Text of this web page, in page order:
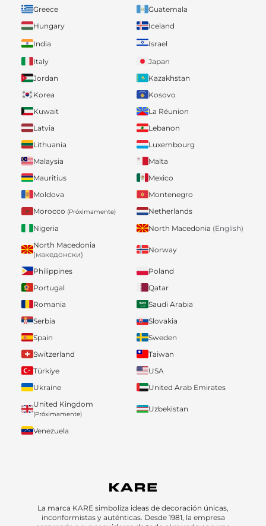
Greece
Guatemala
Hungary
Iceland
India
Israel
Italy
Japan
Jordan
Kazakhstan
Korea
Kosovo
Kuwait
La Réunion
Latvia
Lebanon
Lithuania
Luxembourg
Malaysia
Malta
Mauritius
Mexico
Moldova
Montenegro
Morocco (Próximamente)
Netherlands
Nigeria
North Macedonia (English)
North Macedonia
(македонски)
Norway
Philippines
Poland
Portugal
Qatar
Romania
Saudi Arabia
Serbia
Slovakia
Spain
Sweden
Switzerland
Taiwan
Türkiye
USA
Ukraine
United Arab Emirates
United Kingdom
(Próximamente)
Uzbekistan
Venezuela
La marca KARE simboliza ideas de decoración únicas,
inconformistas y auténticas. Desde 1981, la empresa